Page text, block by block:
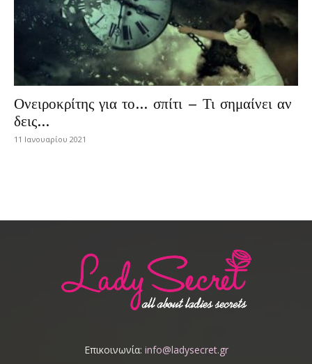
Ονειροκρίτης για το… σπίτι – Τι σημαίνει αν
δεις…
11 Ιανουαρίου 2021
Επικοινωνία: info@ladysecret.gr